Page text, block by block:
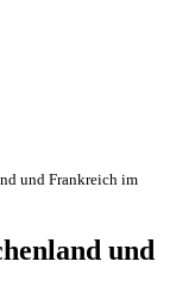
und Frankreich im
und